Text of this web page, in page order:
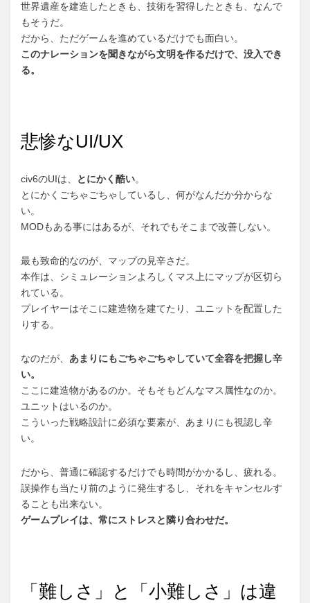
世界遺産を建造したときも、技術を習得したときも、なんで
もそうだ。
だから、ただゲームを進めているだけでも面白い。
このナレーションを聞きながら文明を作るだけで、没入でき
る。
悲惨なUI/UX
civ6のUIは、 とにかく酷い。
とにかくごちゃごちゃしているし、何がなんだか分からな
い。
MODもある事にはあるが、それでもそこまで改善しない。
最も致命的なのが、マップの見辛さだ。
本作は、シミュレーションよろしくマス上にマップが区切ら
れている。
プレイヤーはそこに建造物を建てたり、ユニットを配置した
りする。
なのだが、 あまりにもごちゃごちゃしていて全容を把握し辛
い。
ここに建造物があるのか。そもそもどんなマス属性なのか。
ユニットはいるのか。
こういった戦略設計に必須な要素が、あまりにも視認し辛
い。
だから、普通に確認するだけでも時間がかかるし、疲れる。
誤操作も当たり前のように発生するし、それをキャンセルす
ることも出来ない。
ゲームプレイは、常にストレスと隣り合わせだ。
「難しさ」と「小難しさ」は違